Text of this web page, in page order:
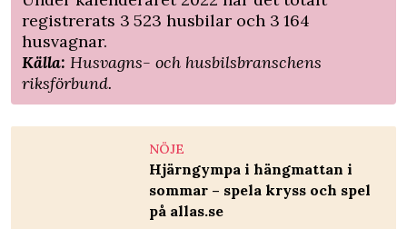
registrerats 3 523 husbilar och 3 164
husvagnar.
Källa: Husvagns- och husbilsbranschens
riksförbund.
NÖJE
Hjärngympa i hängmattan i
sommar – spela kryss och spel
på allas.se